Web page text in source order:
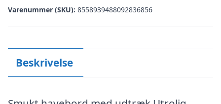
Varenummer (SKU): 8558939488092836856
Beskrivelse